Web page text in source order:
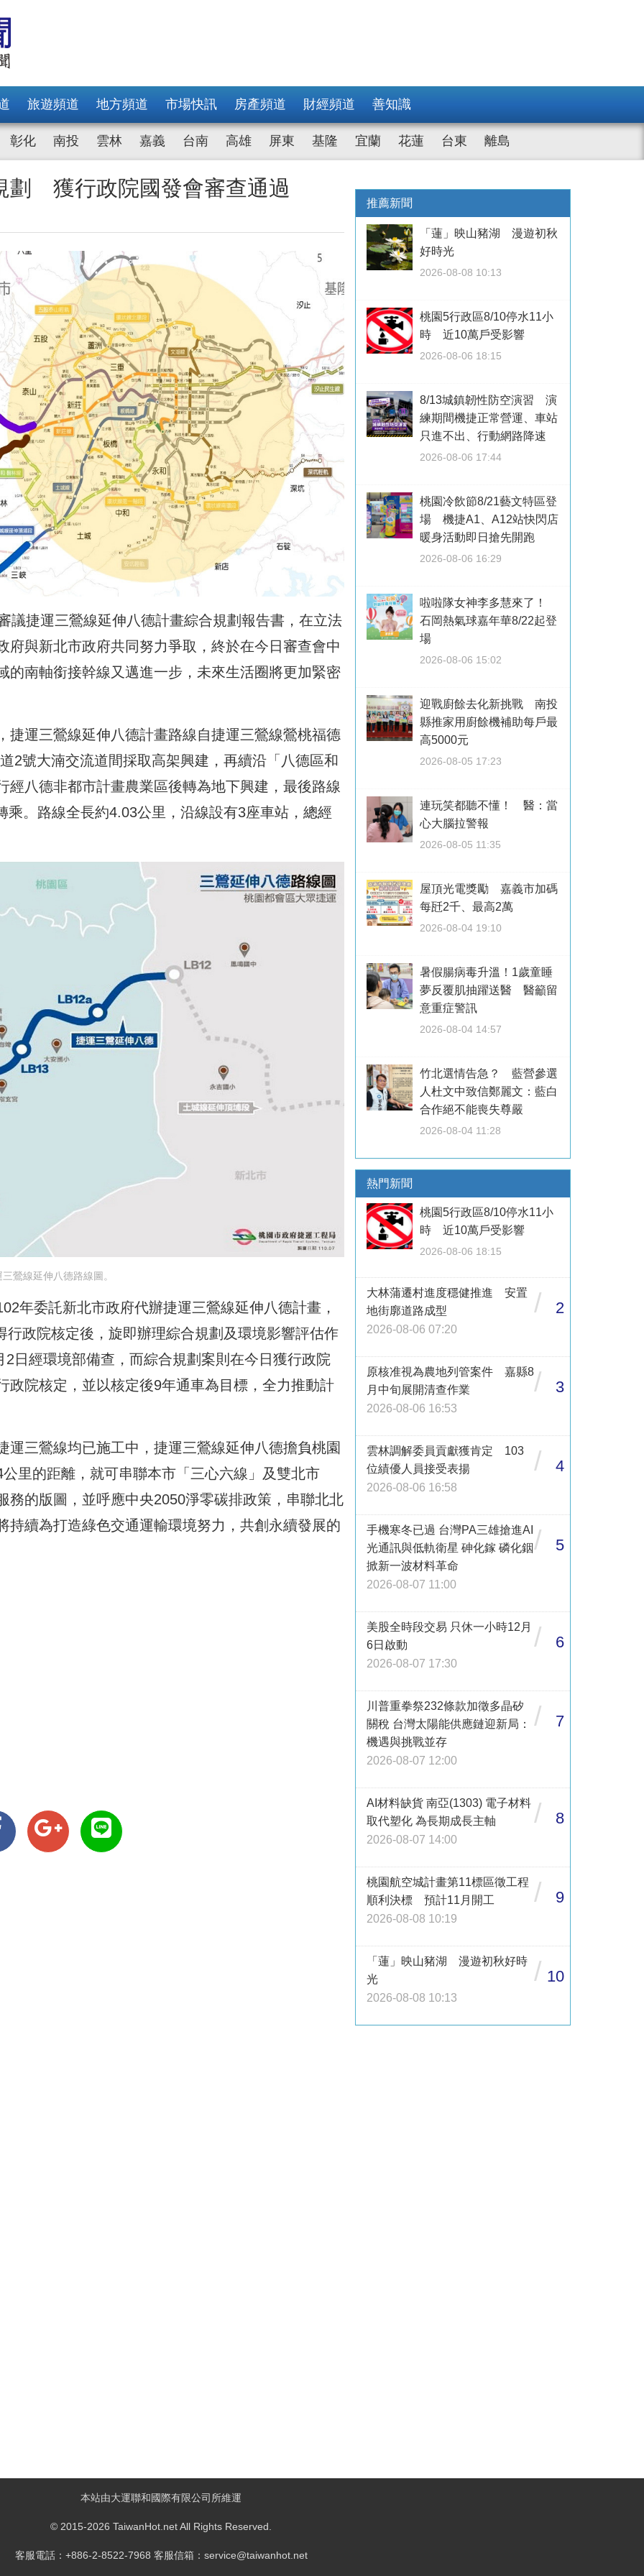
旅遊頻道 地方頻道 市場快訊 房產頻道 財經頻道 善知識
彰化 南投 雲林 嘉義 台南 高雄 屏東 基隆 宜蘭 花蓮 台東 離島
劃 獲行政院國發會審查通過
議捷運三鶯線延伸八德計畫綜合規劃報告書，在立法
府與新北市政府共同努力爭取，終於在今日審查會中
的南軸銜接幹線又邁進一步，未來生活圈將更加緊密
捷運三鶯線延伸八德計畫路線自捷運三鶯線鶯桃福德
2號大湳交流道間採取高架興建，再續沿「八德區和
經八德非都市計畫農業區後轉為地下興建，最後路線
。路線全長約4.03公里，沿線設有3座車站，總經
鶯線延伸八德路線圖。
年委託新北市政府代辦捷運三鶯線延伸八德計畫，
政院核定後，旋即辦理綜合規劃及環境影響評估作
日經環境部備查，而綜合規劃案則在今日獲行政院
政院核定，並以核定後9年通車為目標，全力推動計
運三鶯線均已施工中，捷運三鶯線延伸八德擔負桃園
里的距離，就可串聯本市「三心六線」及雙北市
務的版圖，並呼應中央2050淨零碳排政策，串聯北北
持續為打造綠色交通運輸環境努力，共創永續發展的
推薦新聞
「蓮」映山豬湖 漫遊初秋
好時光
2026-08-08 10:13
桃園5行政區8/10停水11小
時 近10萬戶受影響
2026-08-06 18:15
8/13城鎮韌性防空演習 演
練期間機捷正常營運、車站
只進不出、行動網路降速
2026-08-06 17:44
桃園冷飲節8/21藝文特區登
場 機捷A1、A12站快閃店
暖身活動即日搶先開跑
2026-08-06 16:29
啦啦隊女神李多慧來了！
石岡熱氣球嘉年華8/22起登
場
2026-08-06 15:02
迎戰廚餘去化新挑戰 南投
縣推家用廚餘機補助每戶最
高5000元
2026-08-05 17:23
連玩笑都聽不懂！ 醫：當
心大腦拉警報
2026-08-05 11:35
屋頂光電獎勵 嘉義市加碼
每瓩2千、最高2萬
2026-08-04 19:10
暑假腸病毒升溫！1歲童睡
夢反覆肌抽躍送醫 醫籲留
意重症警訊
2026-08-04 14:57
竹北選情告急？ 藍營參選
人杜文中致信鄭麗文：藍白
合作絕不能喪失尊嚴
2026-08-04 11:28
熱門新聞
桃園5行政區8/10停水11小
時 近10萬戶受影響
2026-08-06 18:15
大林蒲遷村進度穩健推進 安置
地街廓道路成型
2026-08-06 07:20
/ 2
原核准視為農地列管案件 嘉縣8
月中旬展開清查作業
2026-08-06 16:53
/ 3
雲林調解委員貢獻獲肯定 103
位績優人員接受表揚
2026-08-06 16:58
/ 4
手機寒冬已過 台灣PA三雄搶進AI
光通訊與低軌衛星 砷化鎵 磷化銦
掀新一波材料革命
2026-08-07 11:00
/ 5
美股全時段交易 只休一小時12月
6日啟動
2026-08-07 17:30
/ 6
川普重拳祭232條款加徵多晶矽
關稅 台灣太陽能供應鏈迎新局：
機遇與挑戰並存
2026-08-07 12:00
/ 7
AI材料缺貨 南亞(1303) 電子材料
取代塑化 為長期成長主軸
2026-08-07 14:00
/ 8
桃園航空城計畫第11標區徵工程
順利決標 預計11月開工
2026-08-08 10:19
/ 9
「蓮」映山豬湖 漫遊初秋好時
光
2026-08-08 10:13
/ 10
本站由大運聯和國際有限公司所維運
© 2015-2026 TaiwanHot.net All Rights Reserved.
客服電話：+886-2-8522-7968 客服信箱：service@taiwanhot.net